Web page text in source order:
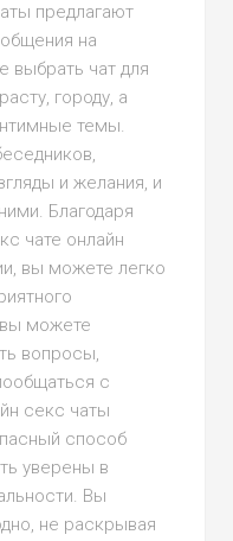
предлагают
на
чат для
городу, а
темы.
и желания, и
Благодаря
чате онлайн
вы можете легко
можете
вопросы,
с
секс чаты
способ
уверены в
Вы
не раскрывая